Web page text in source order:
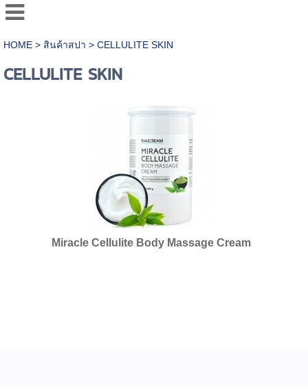
HOME > สินค้าสปา > CELLULITE SKIN
CELLULITE SKIN
Miracle Cellulite Body Massage Cream